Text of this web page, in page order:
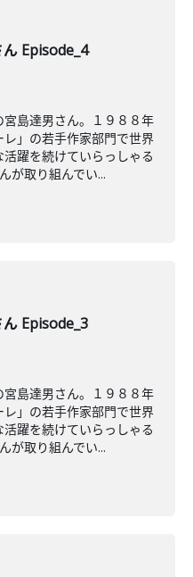
Episode_4
島達男さん。１９８８年
」の若手作家部門で世界
躍を続けていらっしゃる
が取り組んでい...
Episode_3
島達男さん。１９８８年
」の若手作家部門で世界
躍を続けていらっしゃる
が取り組んでい...